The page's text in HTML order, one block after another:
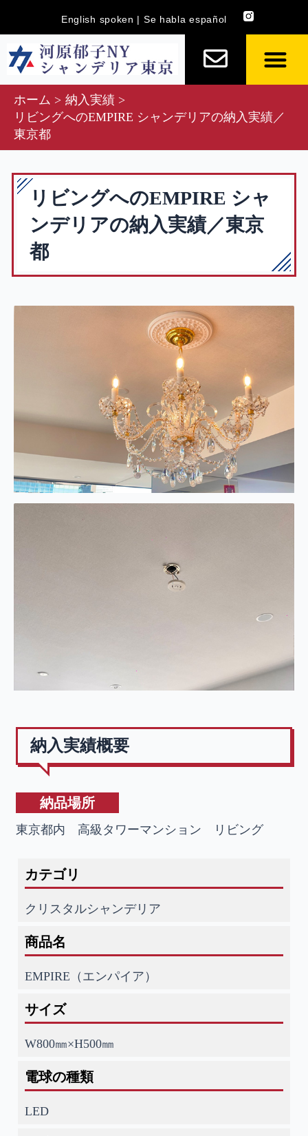
を
English spoken | Se habla español
ホーム
納入実績
リビングへのEMPIRE シャンデリアの納入実績／
東京都
リビングへのEMPIRE シャ
ンデリアの納入実績／東京
都
納入実績概要
納品場所
東京都内 高級タワーマンション リビング
カテゴリ
クリスタルシャンデリア
商品名
EMPIRE（エンパイア）
サイズ
W800㎜×H500㎜
電球の種類
LED